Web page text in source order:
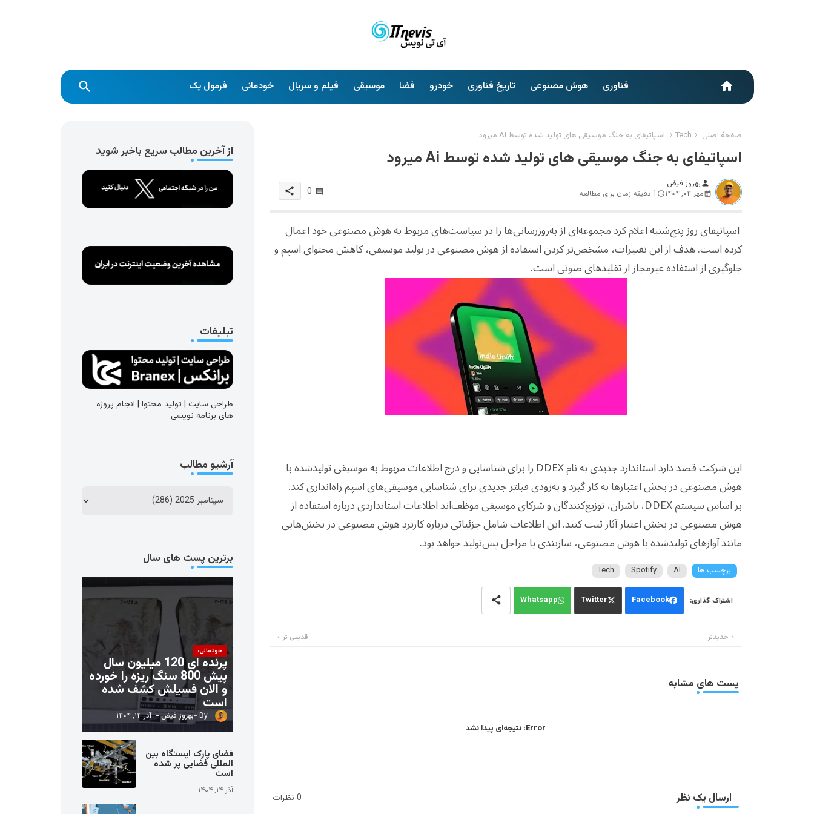
home فناوری هوش مصنوعی تاریخ فناوری خودرو فضا موسیقی فیلم و سریال خودمانی فرمول یک
صفحهٔ اصلی Tech اسپاتیفای به جنگ موسیقی های تولید شده توسط Ai میرود
اسپاتیفای به جنگ موسیقی های تولید شده توسط Ai میرود
person بهروز فیض
مهر ۰۴, ۱۴۰۴
1 دقیقه زمان برای مطالعه 0
share
اسپاتیفای روز پنج‌شنبه اعلام کرد مجموعه‌ای از به‌روزرسانی‌ها را در سیاست‌های مربوط به هوش مصنوعی خود اعمال
کرده است. هدف از این تغییرات، مشخص‌تر کردن استفاده از هوش مصنوعی در تولید موسیقی، کاهش محتوای اسپم و
جلوگیری از استفاده غیرمجاز از تقلیدهای صوتی است.
این شرکت قصد دارد استاندارد جدیدی به نام DDEX را برای شناسایی و درج اطلاعات مربوط به موسیقی تولیدشده با
هوش مصنوعی در بخش اعتبارها به کار گیرد و به‌زودی فیلتر جدیدی برای شناسایی موسیقی‌های اسپم راه‌اندازی کند.
بر اساس سیستم DDEX، ناشران، توزیع‌کنندگان و شرکای موسیقی موظف‌اند اطلاعات استانداردی درباره استفاده از
هوش مصنوعی در بخش اعتبار آثار ثبت کنند. این اطلاعات شامل جزئیاتی درباره کاربرد هوش مصنوعی در بخش‌هایی
مانند آوازهای تولیدشده با هوش مصنوعی، سازبندی یا مراحل پس‌تولید خواهد بود.
برچسب ها AI
Spotify
Tech
Facebook
Twitter
Whatsapp
جدیدتر قدیمی تر
پست های مشابه
Error: نتیجه‌ای پیدا نشد
ارسال یک نظر 0 نظرات
از آخرین مطالب سریع باخبر شوید
تبلیغات
طراحی سایت | تولید محتوا | انجام پروژه
های برنامه نویسی
آرشیو مطالب
برترین پست های سال
خودمانی،
پرنده ای 120 میلیون سال
پیش 800 سنگ ریزه را خورده
و الان فسیلش کشف شده
است
بهروز فیض آذر ۱۴, ۱۴۰۴
فضای پارک ایستگاه بین
المللی فضایی پر شده
است
آذر ۱۴, ۱۴۰۴